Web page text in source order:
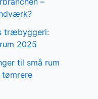
træbyggeri:
2025
til små rum
tømrere